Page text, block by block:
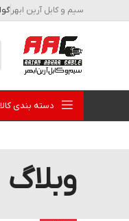
سیم و کابل آرین ابهر
دسته بندی
وبلاگ